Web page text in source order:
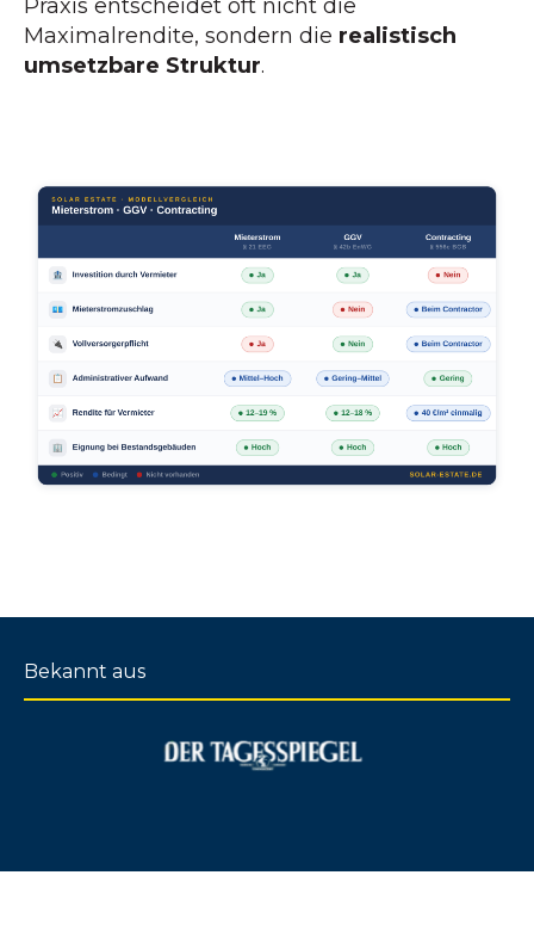
Praxis entscheidet oft nicht die
Maximalrendite, sondern die realistisch
umsetzbare Struktur.
Bekannt aus